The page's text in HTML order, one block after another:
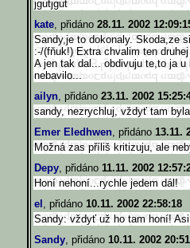
jgutjgut
kate, přidáno 28.11. 2002
Sandy,je to dokonaly. Skoda,ze
:-/(fňuk!) Extra chvalim ten
A jen tak dal... obdivuju te,to ja
nebavilo...
ailyn, přidáno 23.11. 2002
sandy, nezrychluj, vždyť tam
Emer Eledhwen, přidáno 13.11.
Možná zas příliš kritizuju, ale
Depy, přidáno 11.11. 2002
Honí nehoní...rychle jedem dál!
el , přidáno 10.11. 2002 22:58:18
Sandy: vždyť už ho tam honí!
Sandy, přidáno 10.11. 2002